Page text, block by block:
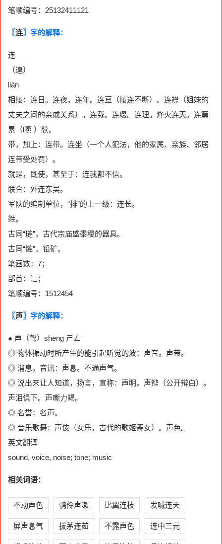
笔顺编号：25132411121
〖连〗字的解释：
连
（連）
lián
相接：连日。连夜。连年。连亘（接连不断）。连襟（姐妹的
丈夫之间的亲戚关系）。连载。连缀。连理。烽火连天。连篇
累（l噄 ）牍。
带，加上：连带。连坐（一个人犯法，他的家属、亲族、邻居
连带受处罚）。
就是，既使，甚至于：连我都不信。
联合：外连东吴。
军队的编制单位，“排”的上一级：连长。
姓。
古同“琏”，古代宗庙盛黍稷的器具。
古同“链”，铅矿。
笔画数：7；
部首：辶；
笔顺编号：1512454
〖声〗字的解释：
● 声（聲）shēng ㄕㄥˉ
◎ 物体振动时所产生的能引起听觉的波：声音。声带。
◎ 消息，音讯：声息。不通声气。
◎ 说出来让人知道，扬言，宣称：声明。声辩（公开辩白）。
声泪俱下。声嘶力竭。
◎ 名誉：名声。
◎ 音乐歌舞：声伎（女乐，古代的歌姬舞女）。声色。
英文翻译
sound, voice, noise; tone; music
相关词语：
不动声色 鹘伶声嗽 比翼连枝 发喊连天
屏声息气 拔茅连茹 不露声色 连中三元